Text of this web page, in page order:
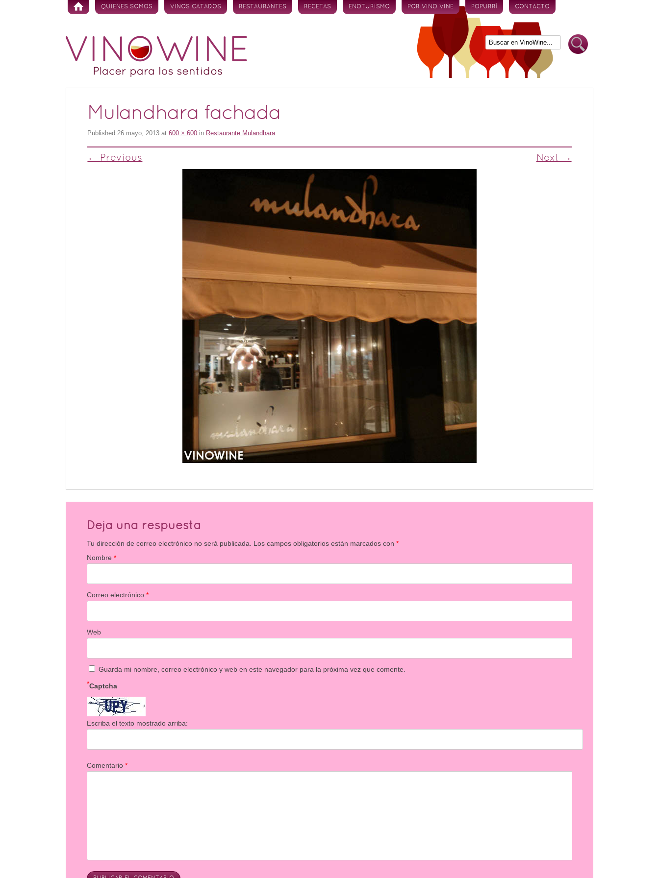
Skip to content
QUIENES SOMOS VINOS CATADOS RESTAURANTES RECETAS ENOTURISMO POR VINO VINE POPURRÍ CONTACTO
Mulandhara fachada
Published26 mayo, 2013 at600 × 600 in Restaurante Mulandhara
← Previous Next →
Deja una respuesta
Tu dirección de correo electrónico no será publicada. Los campos obligatorios están marcados con*
Nombre*
Correo electrónico*
Web
Guarda mi nombre, correo electrónico y web en este navegador para la próxima vez que comente.
Captcha
*
Escriba el texto mostrado arriba:
Comentario*